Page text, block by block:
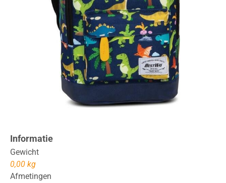
Informatie
Gewicht
0,00 kg
Afmetingen